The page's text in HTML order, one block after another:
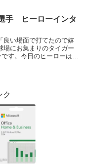
手 ヒーローインタ
良い場面で打てたので嬉
場にお集まりのタイガー
す。今日のヒーローは連
ク